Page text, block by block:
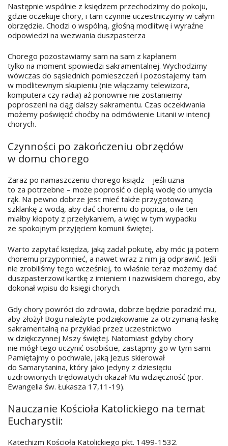
Następnie wspólnie z księdzem przechodzimy do pokoju,
gdzie oczekuje chory, i tam czynnie uczestniczymy w całym
obrzędzie. Chodzi o wspólną, głośną modlitwę i wyraźne
odpowiedzi na wezwania duszpasterza
Chorego pozostawiamy sam na sam z kapłanem
tylko na moment spowiedzi sakramentalnej. Wychodzimy
wówczas do sąsiednich pomieszczeń i pozostajemy tam
w modlitewnym skupieniu (nie włączamy telewizora,
komputera czy radia) aż ponownie nie zostaniemy
poproszeni na ciąg dalszy sakramentu. Czas oczekiwania
możemy poświęcić choćby na odmówienie Litanii w intencji
chorych.
Czynności po zakończeniu obrzędów
w domu chorego
Zaraz po namaszczeniu chorego ksiądz – jeśli uzna
to za potrzebne – może poprosić o ciepłą wodę do umycia
rąk. Na pewno dobrze jest mieć także przygotowaną
szklankę z wodą, aby dać choremu do popicia, o ile ten
miałby kłopoty z przełykaniem, a więc w tym wypadku
ze spokojnym przyjęciem komunii świętej.
Warto zapytać księdza, jaką zadał pokutę, aby móc ją potem
choremu przypomnieć, a nawet wraz z nim ją odprawić. Jeśli
nie zrobiliśmy tego wcześniej, to właśnie teraz możemy dać
duszpasterzowi kartkę z imieniem i nazwiskiem chorego, aby
dokonał wpisu do księgi chorych.
Gdy chory powróci do zdrowia, dobrze będzie poradzić mu,
aby złożył Bogu należyte podziękowanie za otrzymaną łaskę
sakramentalną na przykład przez uczestnictwo
w dziękczynnej Mszy świętej. Natomiast gdyby chory
nie mógł tego uczynić osobiście, zastąpmy go w tym sami.
Pamiętajmy o pochwale, jaką Jezus skierował
do Samarytanina, który jako jedyny z dziesięciu
uzdrowionych trędowatych okazał Mu wdzięczność (por.
Ewangelia św. Łukasza 17,11-19).
Nauczanie Kościoła Katolickiego na temat
Eucharystii:
Katechizm Kościoła Katolickiego pkt. 1499-1532.